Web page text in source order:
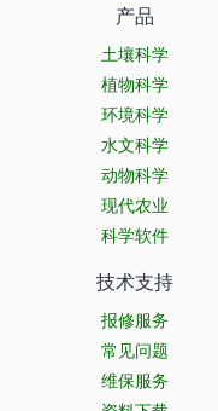
产品
土壤科学
植物科学
环境科学
水文科学
动物科学
现代农业
科学软件
技术支持
报修服务
常见问题
维保服务